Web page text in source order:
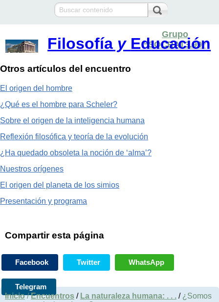
Filosofía y Educación
Grupo
“SOCRAT3.99”
Otros artículos del encuentro
El origen del hombre
¿Qué es el hombre para Scheler?
Sobre el origen de la inteligencia humana
Reflexión filosófica y teoría de la evolución
¿Ha quedado obsoleta la noción de ‘alma’?
Nuestros orígenes
El origen del planeta de los simios
Presentación y programa
Compartir esta página
Facebook Twitter WhatsApp
Telegram
Inicio/Encuentros / La naturaleza humana: . . . / ¿Somos